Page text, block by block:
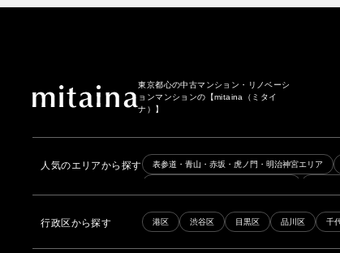
東京都心の中古マンション・リノベーシ
ョンマンションの 【mitaina（ミタイ
ナ）】
人気のエリアから探す 表参道・青山・赤坂・虎ノ門・明治神宮エリア
京王線・京王井の頭線エリア 銀座線・日比谷
行政区から探す 港区 渋谷区 目黒区 品川区 千